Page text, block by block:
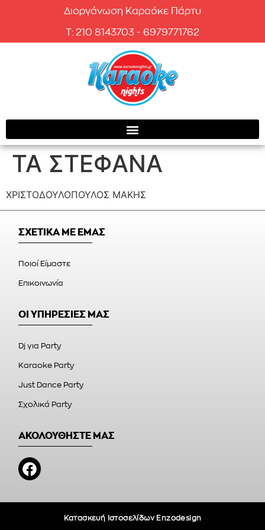
Διοργάνωση Καραόκε Πάρτυ
T: 210 8143703 - 6979771762
ΤΑ ΣΤΕΦΑΝΑ
ΧΡΙΣΤΟΔΟΥΛΟΠΟΥΛΟΣ ΜΑΚΗΣ
ΣΧΕΤΙΚΑ ΜΕ ΕΜΑΣ
Ποιοί Είμαστε
Επικοινωνία
ΟΙ ΥΠΗΡΕΣΙΕΣ ΜΑΣ
Dj για Party
Karaoke Party
Just Dance Party
Σχολικά Party
ΑΚΟΛΟΥΘΗΣΤΕ ΜΑΣ
Κατασκευή Ιστοσελίδων Enzodesign